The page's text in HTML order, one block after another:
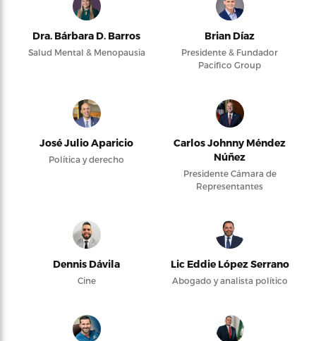
Dra. Bárbara D. Barros
Salud Mental & Menopausia
Brian Díaz
Presidente & Fundador
Pacifico Group
José Julio Aparicio
Política y derecho
Carlos Johnny Méndez
Núñez
Presidente Cámara de
Representantes
Dennis Dávila
Cine
Lic Eddie López Serrano
Abogado y analista político